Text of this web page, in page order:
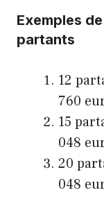
Exemples
partants
12
760
15
048
20
048